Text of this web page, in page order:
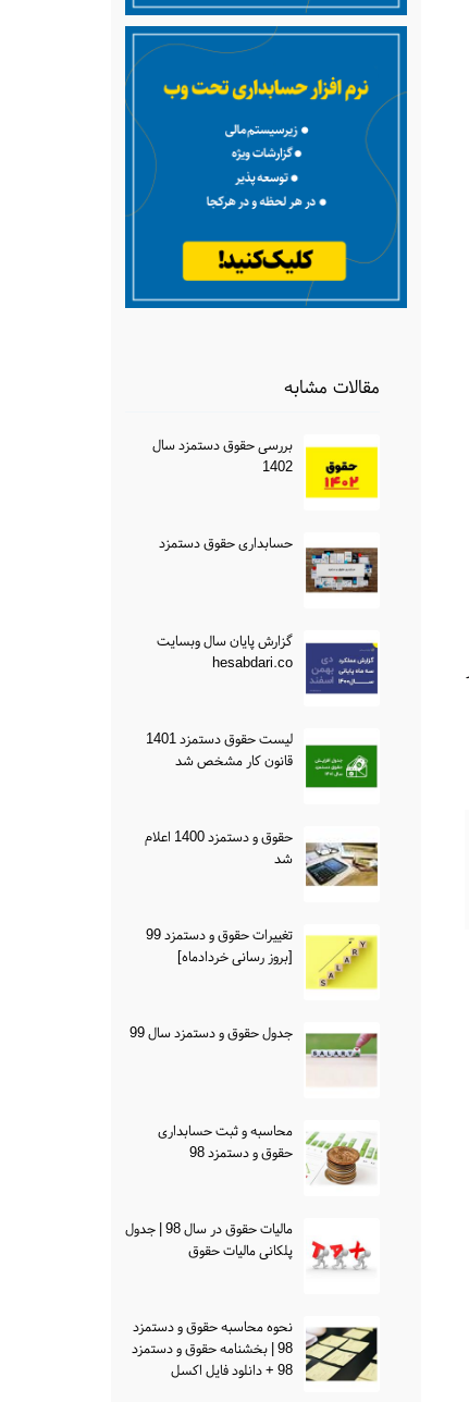
مقالات مشابه
بررسی حقوق دستمزد سال
1402
حسابداری حقوق دستمزد
گزارش پایان سال وبسایت
hesabdari.co
لیست حقوق دستمزد 1401
قانون کار مشخص شد
حقوق و دستمزد 1400 اعلام
شد
تغییرات حقوق و دستمزد 99
[بروز رسانی خردادماه]
جدول حقوق و دستمزد سال 99
محاسبه و ثبت حسابداری
حقوق و دستمزد 98
مالیات حقوق در سال 98 | جدول
پلکانی مالیات حقوق
نحوه محاسبه حقوق و دستمزد
98 | بخشنامه حقوق و دستمزد
98 + دانلود فایل اکسل